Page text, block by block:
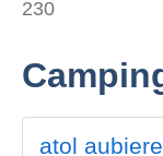
230
atol aubiere